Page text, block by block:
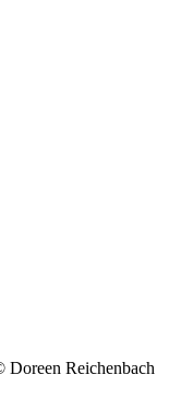
Doreen Reichenbach